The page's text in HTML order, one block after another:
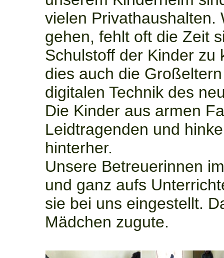
vielen Privathaushalten.
gehen, fehlt oft die Zeit
Schulstoff der Kinder zu
dies auch die
digitalen Technik des
Die Kinder aus armen
Leidtragenden und
hinterher.
Unsere Betreuerinnen
und ganz aufs
sie bei uns eingestellt.
Mädchen zugute.